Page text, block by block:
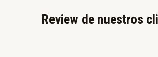
Review de nuestros